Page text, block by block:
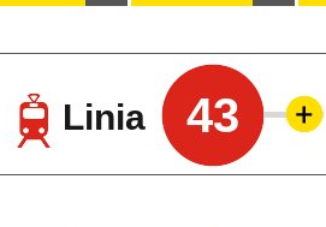
Linia 43